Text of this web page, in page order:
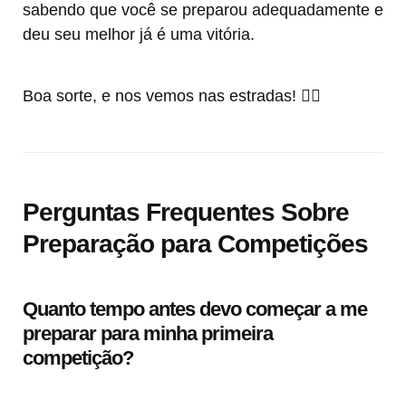
sabendo que você se preparou adequadamente e
deu seu melhor já é uma vitória.
Boa sorte, e nos vemos nas estradas! 🚴‍♂️
Perguntas Frequentes Sobre
Preparação para Competições
Quanto tempo antes devo começar a me
preparar para minha primeira
competição?